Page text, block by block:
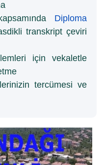
Diploma
transkript çeviri
için vekaletle
tercümesi ve